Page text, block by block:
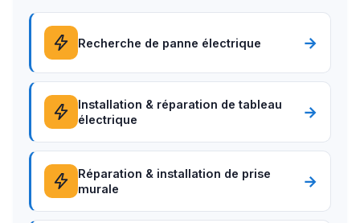
Recherche de panne électrique →
Installation & réparation de tableau
électrique
→
Réparation & installation de prise
murale
→